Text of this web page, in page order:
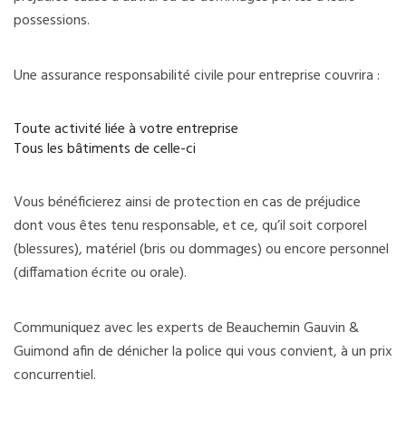
possessions.
Une assurance responsabilité civile pour entreprise couvrira :
Toute activité liée à votre entreprise
Tous les bâtiments de celle-ci
Vous bénéficierez ainsi de protection en cas de préjudice
dont vous êtes tenu responsable, et ce, qu’il soit corporel
(blessures), matériel (bris ou dommages) ou encore personnel
(diffamation écrite ou orale).
Communiquez avec les experts de Beauchemin Gauvin &
Guimond afin de dénicher la police qui vous convient, à un prix
concurrentiel.